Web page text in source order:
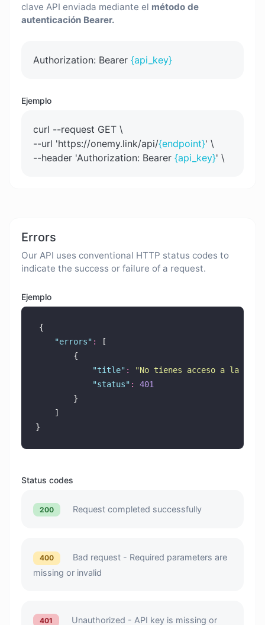
clave API enviada mediante el método de
autenticación Bearer.
Authorization: Bearer {api_key}
Ejemplo
curl --request GET \
--url 'https://onemy.link/api/{endpoint}' \
--header 'Authorization: Bearer {api_key}' \
Errors
Our API uses conventional HTTP status codes to
indicate the success or failure of a request.
Ejemplo
{
"errors" :
        {
"title" : " No tienes acceso a la API.
"status" :
401
        }
}
Status codes
200 Request completed successfully
400
Bad request - Required parameters are
missing or invalid
401 Unauthorized - API key is missing or